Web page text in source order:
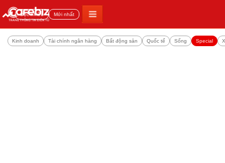
Đọc nhiều Mới nhất
Kinh doanh Tài chính ngân hàng Bất động sản Quốc tế Sống Special